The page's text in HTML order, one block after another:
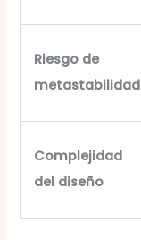
Riesgo de
metastabilidad
Complejidad
del diseño